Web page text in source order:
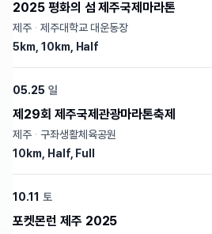
2025 평화의 섬 제주국제마라톤
제주 · 제주대학교 대운동장
5km, 10km, Half
05.25 일
제29회 제주국제관광마라톤축제
제주 · 구좌생활체육공원
10km, Half, Full
10.11 토
포켓몬런 제주 2025